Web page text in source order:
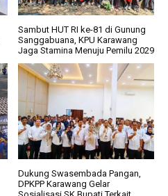
Sambut HUT RI ke-81 di Gunung
Sanggabuana, KPU Karawang
Jaga Stamina Menuju Pemilu 2029
Dukung Swasembada Pangan,
DPKPP Karawang Gelar